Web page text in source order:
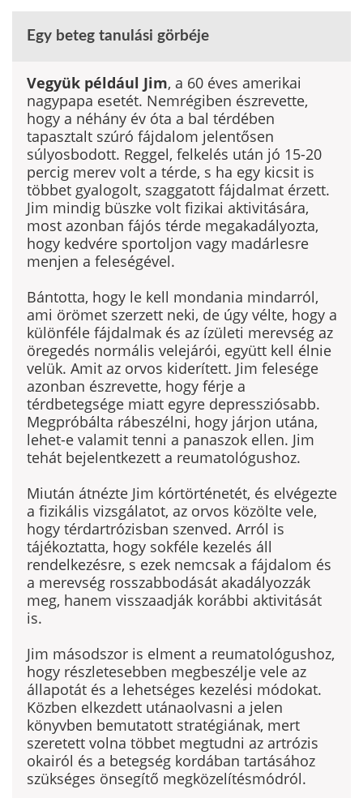
Egy beteg tanulási görbéje
Vegyük például Jim, a 60 éves amerikai
nagypapa esetét. Nemrégiben észrevette,
hogy a néhány év óta a bal térdében
tapasztalt szúró fájdalom jelentősen
súlyosbodott. Reggel, felkelés után jó 15-20
percig merev volt a térde, s ha egy kicsit is
többet gyalo­golt, szaggatott fájdalmat érzett.
Jim mindig büszke volt fizikai aktivitására,
most azonban fájós térde megakadályozta,
hogy kedvére sportoljon vagy madárlesre
menjen a feleségével.
Bántotta, hogy le kell mondania mindarról,
ami örömet szerzett neki, de úgy vélte, hogy a
különféle fájdalmak és az ízületi merevség az
öregedés normális velejárói, együtt kell élnie
velük. Amit az orvos kiderített. Jim felesége
azonban észrevette, hogy férje a
térdbetegsége miatt egyre depressziósabb.
Megpró­bálta rábeszélni, hogy járjon utána,
lehet-e valamit tenni a pa­naszok ellen. Jim
tehát bejelentkezett a reumatológushoz.
Miután átnézte Jim kórtörténetét, és elvégezte
a fizikális vizsgálatot, az orvos közölte vele,
hogy térdartrózisban szen­ved. Arról is
tájékoztatta, hogy sokféle kezelés áll
rendelkezés­re, s ezek nemcsak a fájdalom és
a merevség rosszabbodását akadályozzák
meg, hanem visszaadják korábbi aktivitását
is.
Jim másodszor is elment a reumatológushoz,
hogy részlete­sebben megbeszélje vele az
állapotát és a lehetséges kezelési módokat.
Közben elkezdett utánaolvasni a jelen
könyvben be­mutatott stratégiának, mert
szeretett volna többet megtudni az artrózis
okairól és a betegség kordában tartásához
szükséges önsegítő megközelítésmódról.